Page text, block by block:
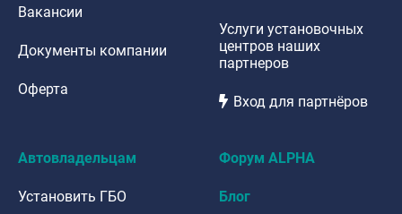
Вакансии
Документы компании
Оферта
Услуги установочных
центров наших
партнеров
Вход для партнёров
Автовладельцам
Установить ГБО
Форум ALPHA
Блог